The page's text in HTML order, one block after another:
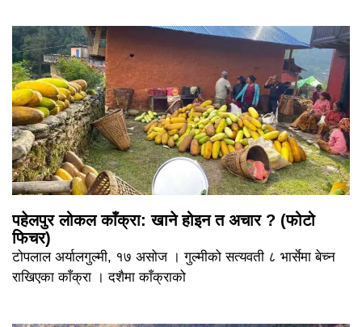
पहेलपुर लोकल काँक्रा: खाने होइन त अचार ? (फोटो
फिचर)
टोपलाल अर्यालगुल्मी, १७ असोज । गुल्मीको सत्यवती ८ भार्सेमा बेच्न
राखिएका काँक्रा । दशैमा काँक्राको